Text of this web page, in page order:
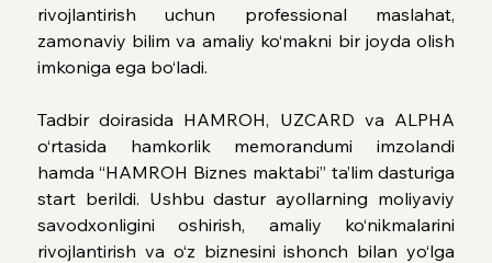
rivojlantirish uchun professional maslahat,
zamonaviy bilim va amaliy ko‘makni bir joyda olish
imkoniga ega bo‘ladi.
Tadbir doirasida HAMROH, UZCARD va ALPHA
o‘rtasida hamkorlik memorandumi imzolandi
hamda “HAMROH Biznes maktabi” ta’lim dasturiga
start berildi. Ushbu dastur ayollarning moliyaviy
savodxonligini oshirish, amaliy ko‘nikmalarini
rivojlantirish va o‘z biznesini ishonch bilan yo‘lga